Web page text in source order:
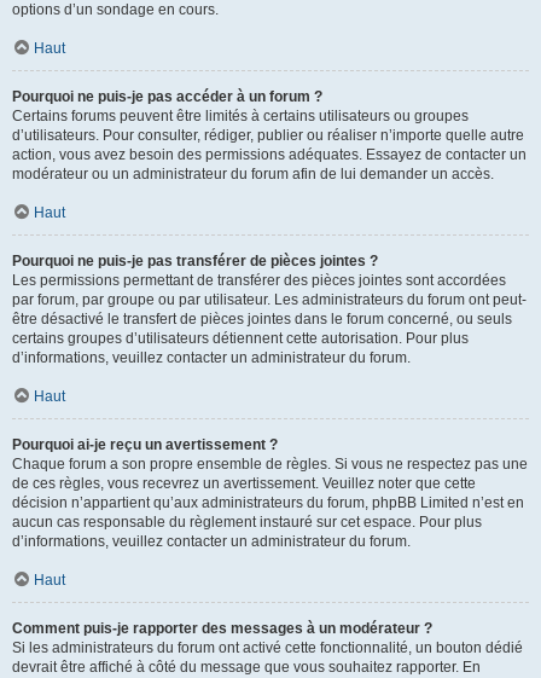
options d’un sondage en cours.
Haut
Pourquoi ne puis-je pas accéder à un forum ?
Certains forums peuvent être limités à certains utilisateurs ou groupes
d’utilisateurs. Pour consulter, rédiger, publier ou réaliser n’importe quelle autre
action, vous avez besoin des permissions adéquates. Essayez de contacter un
modérateur ou un administrateur du forum afin de lui demander un accès.
Haut
Pourquoi ne puis-je pas transférer de pièces jointes ?
Les permissions permettant de transférer des pièces jointes sont accordées
par forum, par groupe ou par utilisateur. Les administrateurs du forum ont peut-
être désactivé le transfert de pièces jointes dans le forum concerné, ou seuls
certains groupes d’utilisateurs détiennent cette autorisation. Pour plus
d’informations, veuillez contacter un administrateur du forum.
Haut
Pourquoi ai-je reçu un avertissement ?
Chaque forum a son propre ensemble de règles. Si vous ne respectez pas une
de ces règles, vous recevrez un avertissement. Veuillez noter que cette
décision n’appartient qu’aux administrateurs du forum, phpBB Limited n’est en
aucun cas responsable du règlement instauré sur cet espace. Pour plus
d’informations, veuillez contacter un administrateur du forum.
Haut
Comment puis-je rapporter des messages à un modérateur ?
Si les administrateurs du forum ont activé cette fonctionnalité, un bouton dédié
devrait être affiché à côté du message que vous souhaitez rapporter. En